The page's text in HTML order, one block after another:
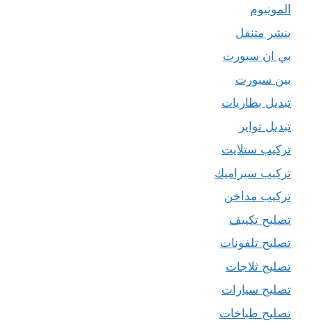
المونيوم
بنشر متنقل
بي ان سبورت
بين سبورت
تبديل بطاريات
تبديل تواير
تركيب ستلايت
تركيب سيراميك
تركيب مداخن
تصليح تكييف
تصليح تلفونات
تصليح ثلاجات
تصليح سيارات
تصليح طباخات